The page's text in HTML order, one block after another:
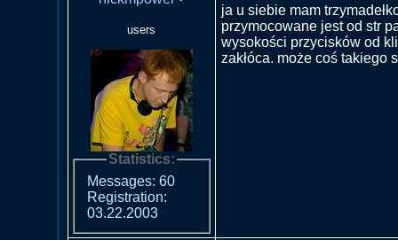
users
Statistics:
Messages: 60
Registration:
03.22.2003
ja u siebie mam
przymocowane jest od str
wysokości przycisków od
zakłóca. może coś takiego